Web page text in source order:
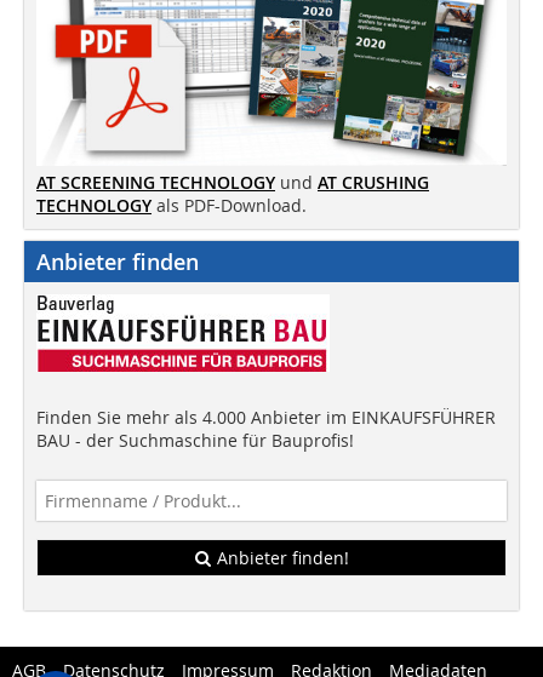
AT SCREENING TECHNOLOGY und AT CRUSHING
TECHNOLOGY als PDF-Download.
Anbieter finden
Finden Sie mehr als 4.000 Anbieter im EINKAUFSFÜHRER
BAU - der Suchmaschine für Bauprofis!
Anbieter finden!
AGB Datenschutz Impressum Redaktion Mediadaten